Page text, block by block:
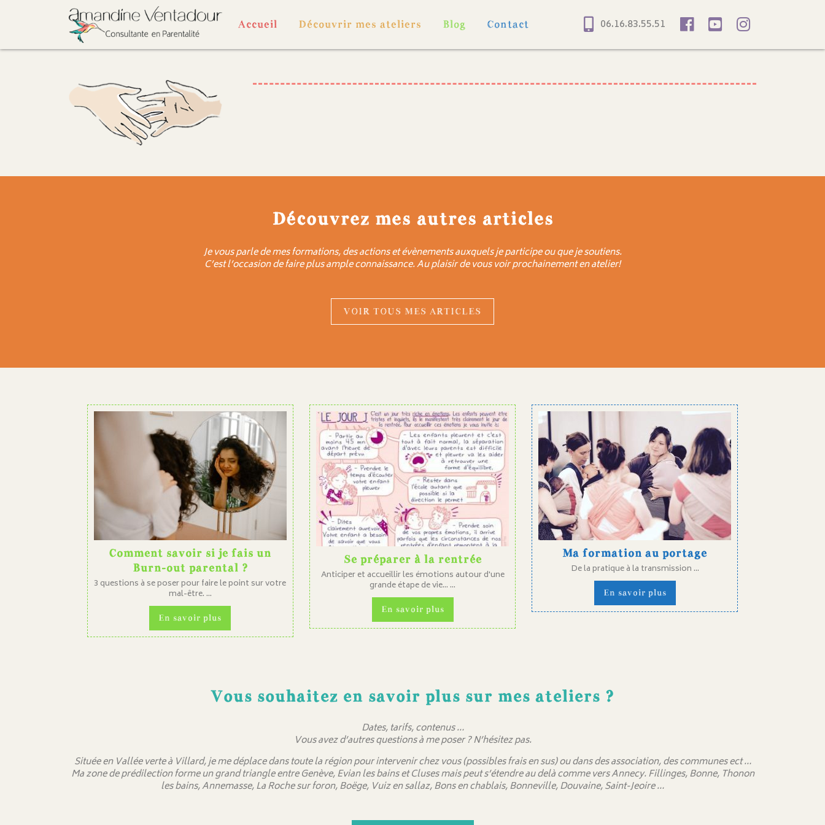
Accueil Découvrir mes ateliers Blog Contact 06.16.83.55.51
Découvrez mes autres articles
Je vous parle de mes formations, des actions et évènements auxquels je participe ou que je soutiens.
C’est l’occasion de faire plus ample connaissance. Au plaisir de vous voir prochainement en atelier!
VOIR TOUS MES ARTICLES
Comment savoir si je fais un
Burn-out parental ?
3 questions à se poser pour faire le point sur votre
mal-être. ...
En savoir plus
Se préparer à la rentrée
Anticiper et accueillir les émotions autour d'une
grande étape de vie... ...
En savoir plus
Ma formation au portage
De la pratique à la transmission ...
En savoir plus
Vous souhaitez en savoir plus sur mes ateliers ?
Dates, tarifs, contenus …
Vous avez d’autres questions à me poser ? N’hésitez pas.
Située en Vallée verte à Villard, je me déplace dans toute la région pour intervenir chez vous (possibles frais en sus) ou dans des association, des communes ect …
Ma zone de prédilection forme un grand triangle entre Genève, Evian les bains et Cluses mais peut s’étendre au delà comme vers Annecy. Fillinges, Bonne, Thonon
les bains, Annemasse, La Roche sur foron, Boëge, Vuiz en sallaz, Bons en chablais, Bonneville, Douvaine, Saint-Jeoire …